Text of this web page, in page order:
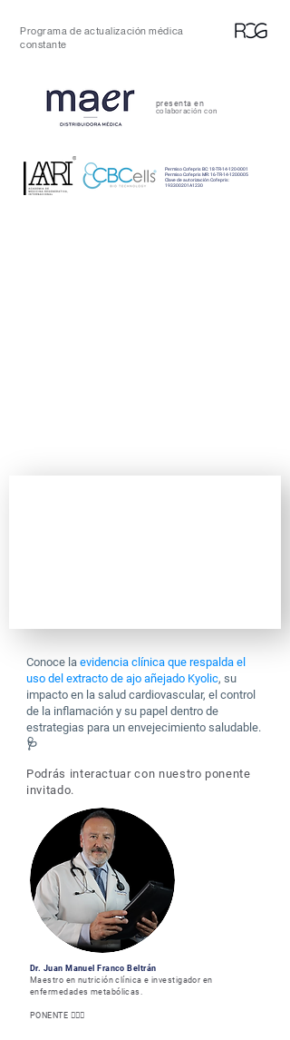
Programa de actualización médica
constante
presenta en
colaboración con
Permiso Cofepris BC: 18-TR-14-120-0001
Permiso Cofepris MR: 16-TR-14-1200005
Clave de autorización Cofepris:
193300201A1230
Conoce la evidencia clínica que respalda el
uso del extracto de ajo añejado Kyolic, su
impacto en la salud cardiovascular, el control
de la inflamación y su papel dentro de
estrategias para un envejecimiento saludable.
🩺
Podrás interactuar con nuestro ponente
invitado.
Dr. Juan Manuel Franco Beltrán
Maestro en nutrición clínica e investigador en
enfermedades metabólicas.
PONENTE 👨🏻‍⚕️